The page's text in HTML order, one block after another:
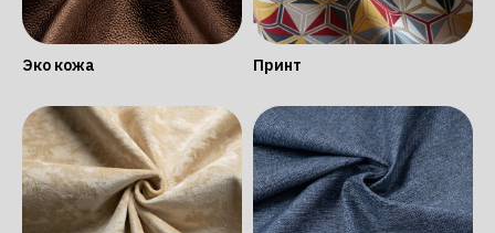
Эко кожа Принт